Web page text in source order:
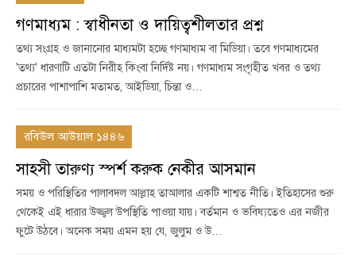
গণমাধ্যম : স্বাধীনতা ও দায়িত্বশীলতার প্রশ্ন
তথ্য সংগ্রহ ও জানানোর মাধ্যমটা হচ্ছে গণমাধ্যম বা মিডিয়া। তবে গণমাধ্যমের
'তথ্য' ধারণাটি এতটা নিরীহ কিংবা নির্দিষ্ট নয়। গণমাধ্যম সংগৃহীত খবর ও তথ্য
প্রচারের পাশাপাশি মতামত, আইডিয়া, চিন্তা ও…
রবিউল আউয়াল ১৪৪৬
সাহসী তারুণ্য স্পর্শ করুক নেকীর আসমান
সময় ও পরিস্থিতির পালাবদল আল্লাহ তাআলার একটি শাশ্বত নীতি। ইতিহাসের শুরু
থেকেই এই ধারার উজ্জ্বল উপস্থিতি পাওয়া যায়। বর্তমান ও ভবিষ্যতেও এর নজীর
ফুটে উঠবে। অনেক সময় এমন হয় যে, জুলুম ও উ…